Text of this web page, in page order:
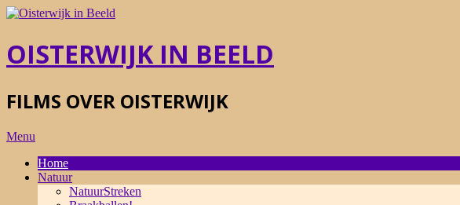
Skip
OISTERWIJK IN BEELD
FILMS OVER OISTERWIJK
Primary
Menu
Menu
Home
Natuur
NatuurStreken